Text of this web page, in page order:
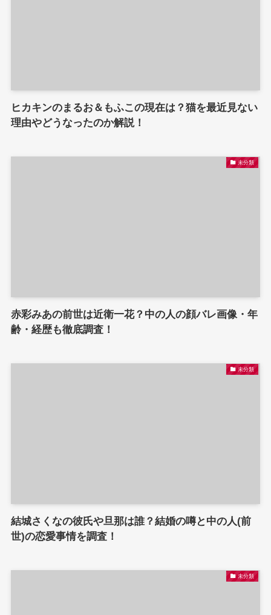
ヒカキンのまるお＆もふこの現在は？猫を最近見ない
理由やどうなったのか解説！
未分類
赤彩みあの前世は近衛一花？中の人の顔バレ画像・年
齢・経歴も徹底調査！
未分類
結城さくなの彼氏や旦那は誰？結婚の噂と中の人(前
世)の恋愛事情を調査！
未分類